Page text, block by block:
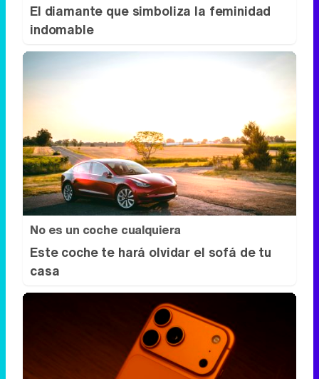
El diamante que simboliza la feminidad
indomable
No es un coche cualquiera
Este coche te hará olvidar el sofá de tu
casa